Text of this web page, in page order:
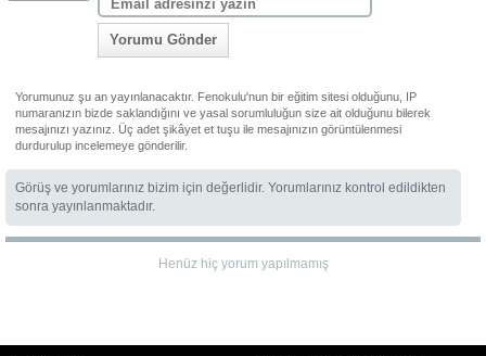
Yorumu Gönder
Yorumunuz şu an yayınlanacaktır. Fenokulu'nun bir eğitim sitesi olduğunu, IP
numaranızın bizde saklandığını ve yasal sorumluluğun size ait olduğunu bilerek
mesajınızı yazınız. Üç adet şikâyet et tuşu ile mesajınızın görüntülenmesi
durdurulup incelemeye gönderilir.
Görüş ve yorumlarınız bizim için değerlidir. Yorumlarınız kontrol edildikten
sonra yayınlanmaktadır.
Henüz hiç yorum yapılmamış